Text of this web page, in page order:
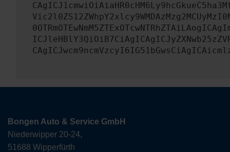
Bongen Auto & Service GmbH
Niederwipper 20-24,
51688 Wipperfürth